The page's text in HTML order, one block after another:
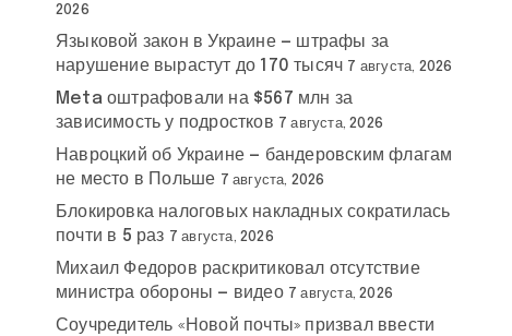
2026
Языковой закон в Украине — штрафы за
нарушение вырастут до 170 тысяч 7 августа, 2026
Meta оштрафовали на $567 млн за
зависимость у подростков 7 августа, 2026
Навроцкий об Украине — бандеровским флагам
не место в Польше 7 августа, 2026
Блокировка налоговых накладных сократилась
почти в 5 раз 7 августа, 2026
Михаил Федоров раскритиковал отсутствие
министра обороны — видео 7 августа, 2026
Соучредитель «Новой почты» призвал ввести